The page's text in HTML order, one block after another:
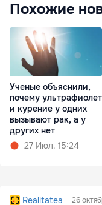
Похожие
Ученые объяснили,
почему ультрафиолет
и курение у одних
вызывают рак, а у
других нет
27 Июл. 15:24
Realitatea 26